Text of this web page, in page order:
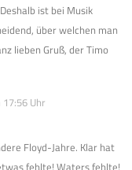
ist bei Musik
über welchen man
lieben Gruß, der Timo
Uhr
Floyd-Jahre. Klar hat